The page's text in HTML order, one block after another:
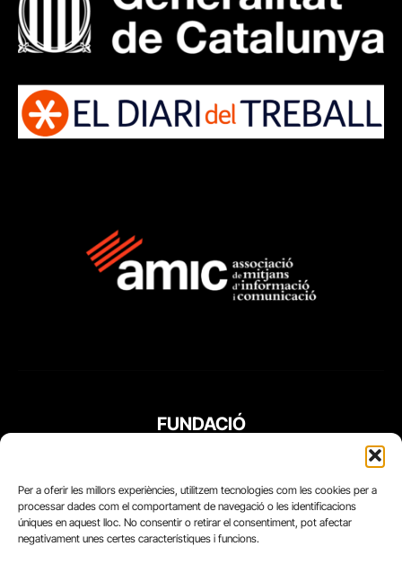
Per a oferir les millors experiències, utilitzem tecnologies com les cookies per a
processar dades com el comportament de navegació o les identificacions
úniques en aquest lloc. No consentir o retirar el consentiment, pot afectar
negativament unes certes característiques i funcions.
FUNDACIÓ